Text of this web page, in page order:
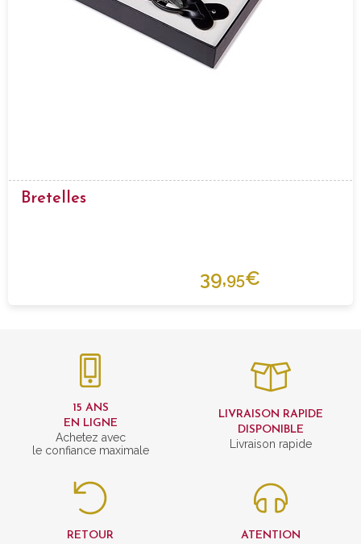
Bretelles
39,95€
15 ANS
EN LIGNE
Achetez avec
le confiance maximale
LIVRAISON RAPIDE
DISPONIBLE
Livraison rapide
RETOUR
ATENTION